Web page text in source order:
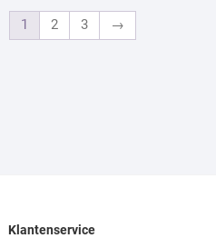
1 2 3 →
Klantenservice